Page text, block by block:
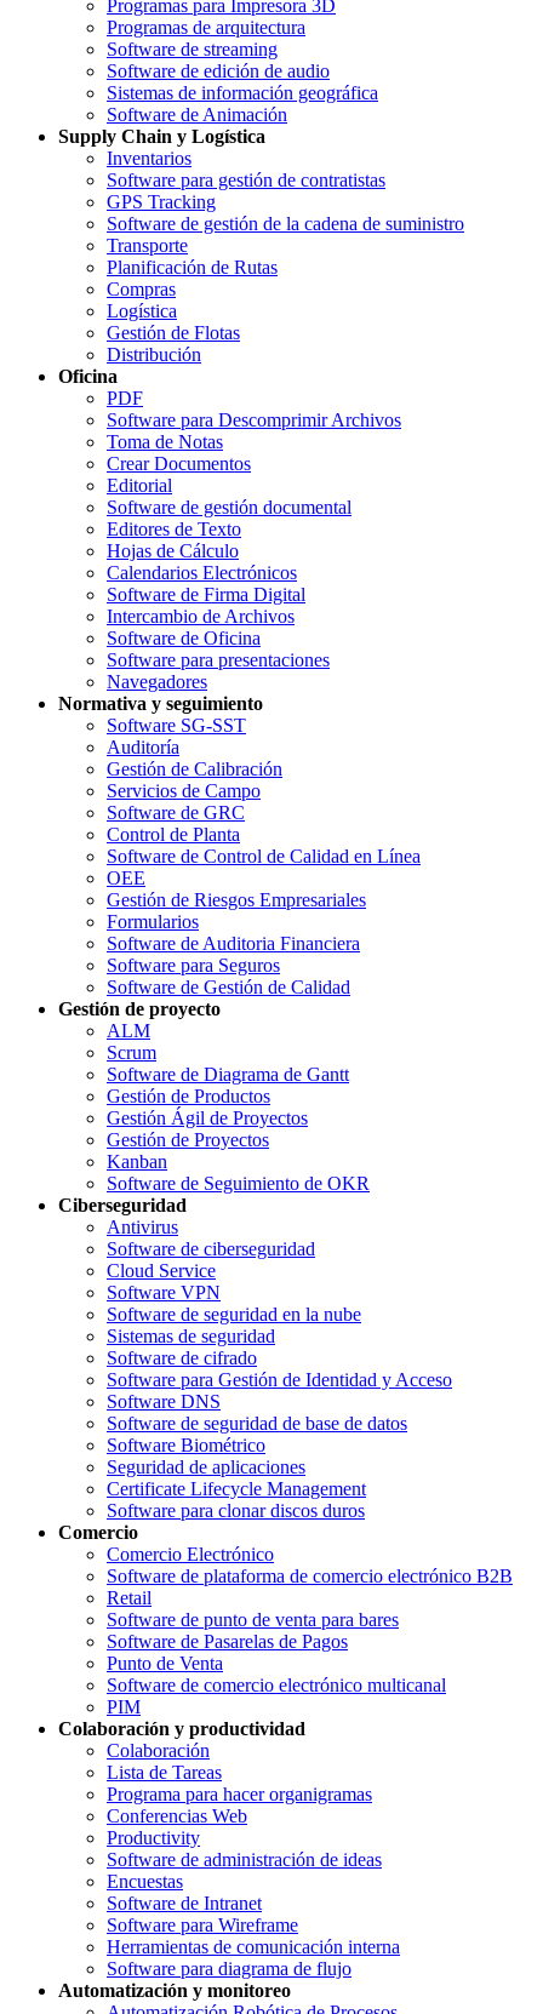
Programas para Impresora 3D
Programas de arquitectura
Software de streaming
Software de edición de audio
Sistemas de información geográfica
Software de Animación
Supply Chain y Logística
Inventarios
Software para gestión de contratistas
GPS Tracking
Software de gestión de la cadena de suministro
Transporte
Planificación de Rutas
Compras
Logística
Gestión de Flotas
Distribución
Oficina
PDF
Software para Descomprimir Archivos
Toma de Notas
Crear Documentos
Editorial
Software de gestión documental
Editores de Texto
Hojas de Cálculo
Calendarios Electrónicos
Software de Firma Digital
Intercambio de Archivos
Software de Oficina
Software para presentaciones
Navegadores
Normativa y seguimiento
Software SG-SST
Auditoría
Gestión de Calibración
Servicios de Campo
Software de GRC
Control de Planta
Software de Control de Calidad en Línea
OEE
Gestión de Riesgos Empresariales
Formularios
Software de Auditoria Financiera
Software para Seguros
Software de Gestión de Calidad
Gestión de proyecto
ALM
Scrum
Software de Diagrama de Gantt
Gestión de Productos
Gestión Ágil de Proyectos
Gestión de Proyectos
Kanban
Software de Seguimiento de OKR
Ciberseguridad
Antivirus
Software de ciberseguridad
Cloud Service
Software VPN
Software de seguridad en la nube
Sistemas de seguridad
Software de cifrado
Software para Gestión de Identidad y Acceso
Software DNS
Software de seguridad de base de datos
Software Biométrico
Seguridad de aplicaciones
Certificate Lifecycle Management
Software para clonar discos duros
Comercio
Comercio Electrónico
Software de plataforma de comercio electrónico B2B
Retail
Software de punto de venta para bares
Software de Pasarelas de Pagos
Punto de Venta
Software de comercio electrónico multicanal
PIM
Colaboración y productividad
Colaboración
Lista de Tareas
Programa para hacer organigramas
Conferencias Web
Productivity
Software de administración de ideas
Encuestas
Software de Intranet
Software para Wireframe
Herramientas de comunicación interna
Software para diagrama de flujo
Automatización y monitoreo